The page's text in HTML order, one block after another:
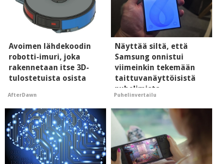
Avoimen lähdekoodin
robotti-imuri, joka
rakennetaan itse 3D-
tulostetuista osista
AfterDawn
Näyttää siltä, että
Samsung onnistui
viimeinkin tekemään
taittuvanäyttöisistä
puhelimista
supersuosittuja
Puhelinvertailu